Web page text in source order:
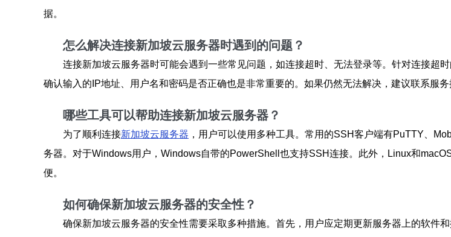
据。
怎么解决连接新加坡云服务器时遇到的问题？
连接新加坡云服务器时可能会遇到一些常见问题，如连接超时、无法登录等。针对连接超
确认输入的IP地址、用户名和密码是否正确也是非常重要的。如果仍然无法解决，建议联系服
哪些工具可以帮助连接新加坡云服务器？
为了顺利连接新加坡云服务器 ，用户可以使用多种工具。常用的SSH客户端有PuTTY、
务器。对于Windows用户，Windows自带的PowerShell也支持SSH连接。此外，Linux和
便。
如何确保新加坡云服务器的安全性？
确保新加坡云服务器的安全性需要采取多种措施。首先，用户应定期更新服务器上的软件